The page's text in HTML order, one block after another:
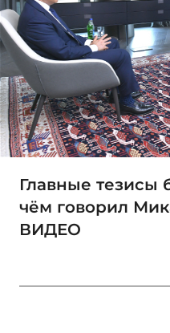
Главные тезисы
чём говорил
ВИДЕО